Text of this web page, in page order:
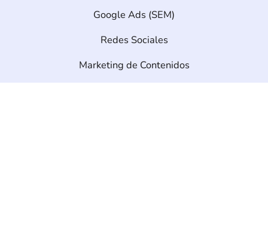
Google Ads (SEM)
Redes Sociales
Marketing de Contenidos